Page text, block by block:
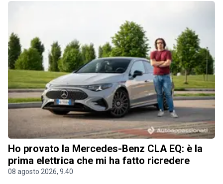
Ho provato la Mercedes-Benz CLA EQ: è la
prima elettrica che mi ha fatto ricredere
08 agosto 2026, 9.40